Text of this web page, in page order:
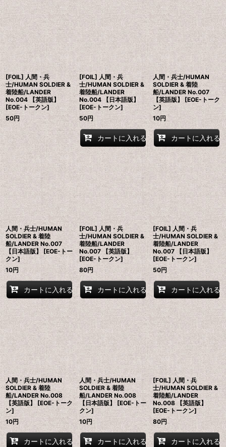
[FOIL] 人間・兵
士/HUMAN SOLDIER &
着陸船/LANDER
No.004 【英語版】
[EOE-トークン]
50円
[FOIL] 人間・兵
士/HUMAN SOLDIER &
着陸船/LANDER
No.004 【日本語版】
[EOE-トークン]
50円
カートに入れる
人間・兵士/HUMAN
SOLDIER & 着陸
船/LANDER No.007
【英語版】 [EOE-トーク
ン]
10円
カートに入れる
人間・兵士/HUMAN
SOLDIER & 着陸
船/LANDER No.007
【日本語版】 [EOE-トー
クン]
10円
カートに入れる
[FOIL] 人間・兵
士/HUMAN SOLDIER &
着陸船/LANDER
No.007 【英語版】
[EOE-トークン]
80円
カートに入れる
[FOIL] 人間・兵
士/HUMAN SOLDIER &
着陸船/LANDER
No.007 【日本語版】
[EOE-トークン]
50円
カートに入れる
人間・兵士/HUMAN
SOLDIER & 着陸
船/LANDER No.008
【英語版】 [EOE-トーク
ン]
10円
カートに入れる
人間・兵士/HUMAN
SOLDIER & 着陸
船/LANDER No.008
【日本語版】 [EOE-トー
クン]
10円
カートに入れる
[FOIL] 人間・兵
士/HUMAN SOLDIER &
着陸船/LANDER
No.008 【英語版】
[EOE-トークン]
80円
カートに入れる